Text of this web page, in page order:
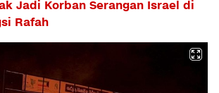
Jadi Korban Serangan Israel di
Rafah